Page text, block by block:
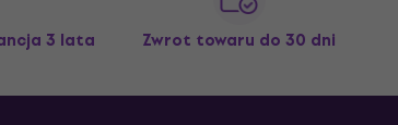
3 lata Zwrot towaru do 30 dni